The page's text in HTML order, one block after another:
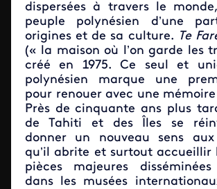
dispersées à travers le
peuple polynésien d’une
origines et de sa culture. Te
(« la maison où l’on garde les
créé en 1975. Ce seul et
polynésien marque une
pour renouer avec une
Près de cinquante ans plus
de Tahiti et des Îles se
donner un nouveau sens
qu’il abrite et surtout accueillir
pièces majeures disséminées
dans les musées